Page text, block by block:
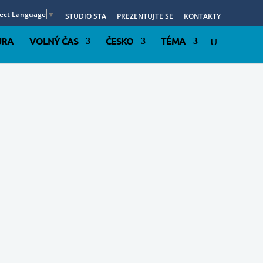
Language ▼ STUDIO STA PREZENTUJTE SE KONTAKTY
VOLNÝ ČAS ČESKO TÉMA